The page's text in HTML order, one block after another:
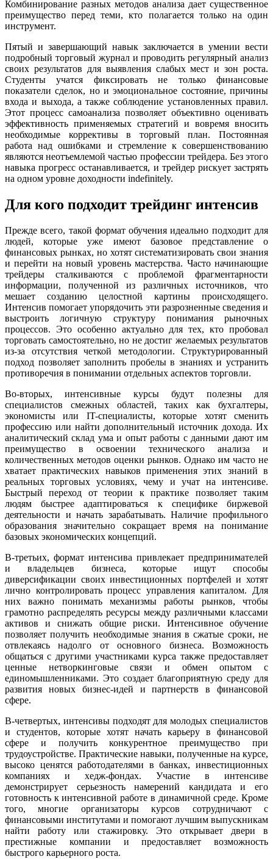
Комбинирование разных методов анализа дает существенное
преимущество перед теми, кто полагается только на один
инструмент.
Пятый и завершающий навык заключается в умении вести
подробный торговый журнал и проводить регулярный анализ
своих результатов для выявления слабых мест и зон роста.
Студенты учатся фиксировать не только финансовые
показатели сделок, но и эмоциональное состояние, причины
входа и выхода, а также соблюдение установленных правил.
Этот процесс самоанализа позволяет объективно оценивать
эффективность применяемых стратегий и вовремя вносить
необходимые коррективы в торговый план. Постоянная
работа над ошибками и стремление к совершенствованию
являются неотъемлемой частью профессии трейдера. Без этого
навыка прогресс останавливается, и трейдер рискует застрять
на одном уровне доходности indefinitely.
Для кого подходит трейдинг интенсив
Прежде всего, такой формат обучения идеально подходит для
людей, которые уже имеют базовое представление о
финансовых рынках, но хотят систематизировать свои знания
и перейти на новый уровень мастерства. Часто начинающие
трейдеры сталкиваются с проблемой фрагментарности
информации, полученной из различных источников, что
мешает созданию целостной картины происходящего.
Интенсив помогает упорядочить эти разрозненные сведения и
выстроить логичную структуру понимания рыночных
процессов. Это особенно актуально для тех, кто пробовал
торговать самостоятельно, но не достиг желаемых результатов
из-за отсутствия четкой методологии. Структурированный
подход позволяет заполнить пробелы в знаниях и устранить
противоречия в понимании отдельных аспектов торговли.
Во-вторых, интенсивные курсы будут полезны для
специалистов смежных областей, таких как бухгалтеры,
экономисты или IT-специалисты, которые хотят сменить
профессию или найти дополнительный источник дохода. Их
аналитический склад ума и опыт работы с данными дают им
преимущество в освоении технического анализа и
количественных методов оценки рынков. Однако им часто не
хватает практических навыков применения этих знаний в
реальных торговых условиях, чему и учат на интенсиве.
Быстрый переход от теории к практике позволяет таким
людям быстрее адаптироваться к специфике биржевой
деятельности и начать зарабатывать. Наличие профильного
образования значительно сокращает время на понимание
базовых экономических концепций.
В-третьих, формат интенсива привлекает предпринимателей
и владельцев бизнеса, которые ищут способы
диверсификации своих инвестиционных портфелей и хотят
лично контролировать процесс управления капиталом. Для
них важно понимать механизмы работы рынков, чтобы
грамотно распределять ресурсы между различными классами
активов и снижать общие риски. Интенсивное обучение
позволяет получить необходимые знания в сжатые сроки, не
отвлекаясь надолго от основного бизнеса. Возможность
общаться с другими участниками курса также предоставляет
ценные нетворкинговые связи и обмен опытом с
единомышленниками. Это создает благоприятную среду для
развития новых бизнес-идей и партнерств в финансовой
сфере.
В-четвертых, интенсивы подходят для молодых специалистов
и студентов, которые хотят начать карьеру в финансовой
сфере и получить конкурентное преимущество при
трудоустройстве. Практические навыки, полученные на курсе,
высоко ценятся работодателями в банках, инвестиционных
компаниях и хедж-фондах. Участие в интенсиве
демонстрирует серьезность намерений кандидата и его
готовность к интенсивной работе в динамичной среде. Кроме
того, многие организаторы курсов сотрудничают с
финансовыми институтами и помогают лучшим выпускникам
найти работу или стажировку. Это открывает двери в
престижные компании и предоставляет возможность
быстрого карьерного роста.